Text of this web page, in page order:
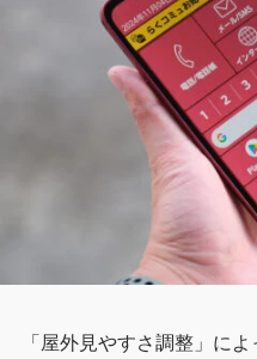
「屋外見やすさ調整」に